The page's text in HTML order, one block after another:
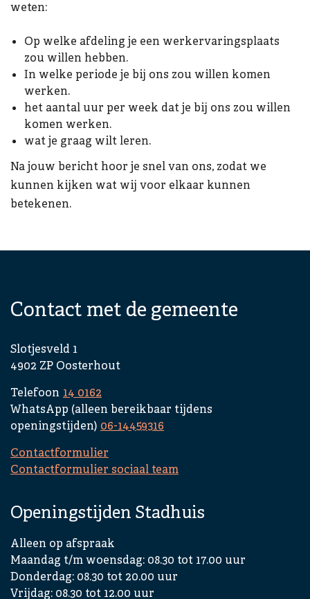
weten:
Op welke afdeling je een werkervaringsplaats
zou willen hebben.
In welke periode je bij ons zou willen komen
werken.
het aantal uur per week dat je bij ons zou willen
komen werken.
wat je graag wilt leren.
Na jouw bericht hoor je snel van ons, zodat we
kunnen kijken wat wij voor elkaar kunnen
betekenen.
Contact met de gemeente
Slotjesveld 1
4902 ZP Oosterhout
Telefoon 14 0162
WhatsApp (alleen bereikbaar tijdens
openingstijden) 06-14459316
Contactformulier
Contactformulier sociaal team
Openingstijden Stadhuis
Alleen op afspraak
Maandag t/m woensdag: 08.30 tot 17.00 uur
Donderdag: 08.30 tot 20.00 uur
Vrijdag: 08.30 tot 12.00 uur